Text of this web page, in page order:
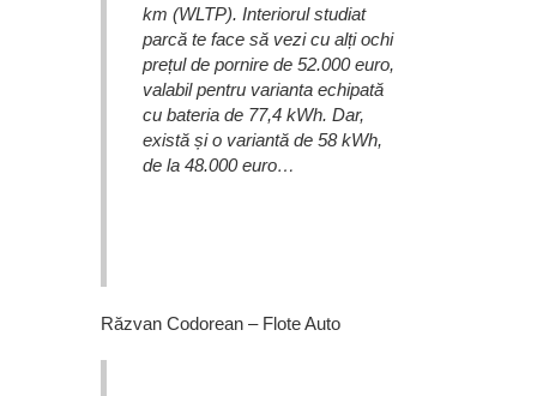
km (WLTP). Interiorul studiat
parcă te face să vezi cu alți ochi
prețul de pornire de 52.000 euro,
valabil pentru varianta echipată
cu bateria de 77,4 kWh. Dar,
există și o variantă de 58 kWh,
de la 48.000 euro…
Răzvan Codorean – Flote Auto